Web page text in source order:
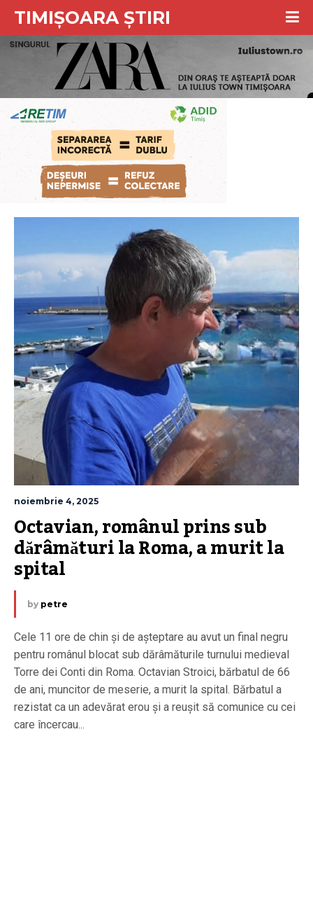
TIMIȘOARA ȘTIRI
noiembrie 4, 2025
Octavian, românul prins sub
dărâmături la Roma, a murit la
spital
by petre
Cele 11 ore de chin şi de aşteptare au avut un final negru
pentru românul blocat sub dărâmăturile turnului medieval
Torre dei Conti din Roma. Octavian Stroici, bărbatul de 66
de ani, muncitor de meserie, a murit la spital. Bărbatul a
rezistat ca un adevărat erou şi a reuşit să comunice cu cei
care încercau...